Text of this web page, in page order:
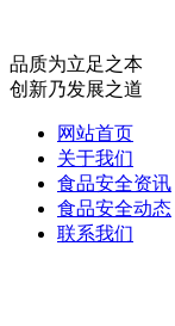
品质为立足之本
创新乃发展之道
网站首页
关于我们
食品安全资讯
食品安全动态
联系我们